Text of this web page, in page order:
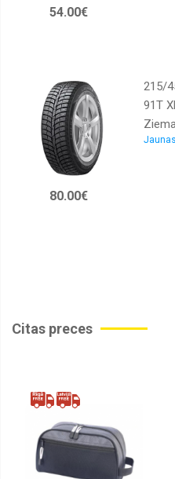
Lassa
Maxxis
Michelin
Nankang
Nokian
Nordman
Sailun
Taurus
Tigar
Toyo
54.00€
215/
91T
80.00€
Citas preces